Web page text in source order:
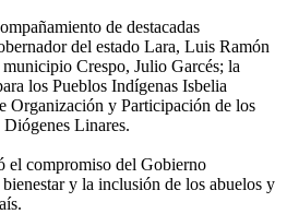
de destacadas
del estado Lara, Luis Ramón
Crespo, Julio Garcés; la
los Pueblos Indígenas Isbelia
Organización y Participación de los
Linares.
el compromiso del Gobierno
y la inclusión de los abuelos y